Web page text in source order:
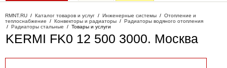
RMNT.RU / Каталог товаров и услуг / Инженерные системы / Отопление и
теплоснабжение / Конвекторы и радиаторы / Радиаторы водяного отопления
/ Радиаторы стальные / Товары и услуги
KERMI FK0 12 500 3000. Москва